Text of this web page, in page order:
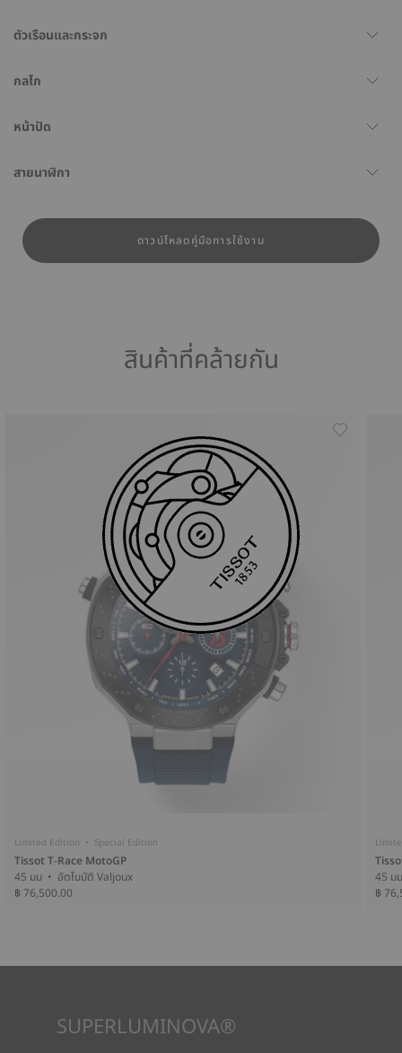
ตัวเรือนและกระจก
กลไก
หน้าปัด
สายนาฬิกา
ดาวน์โหลดคู่มือการใช้งาน
สินค้าที่คล้ายกัน
Limited Edition • Special Edition
Tissot T-Race MotoGP
45 มม • อัตโนมัติ Valjoux
฿ 76,500.00
฿
SUPERLUMINOVA®